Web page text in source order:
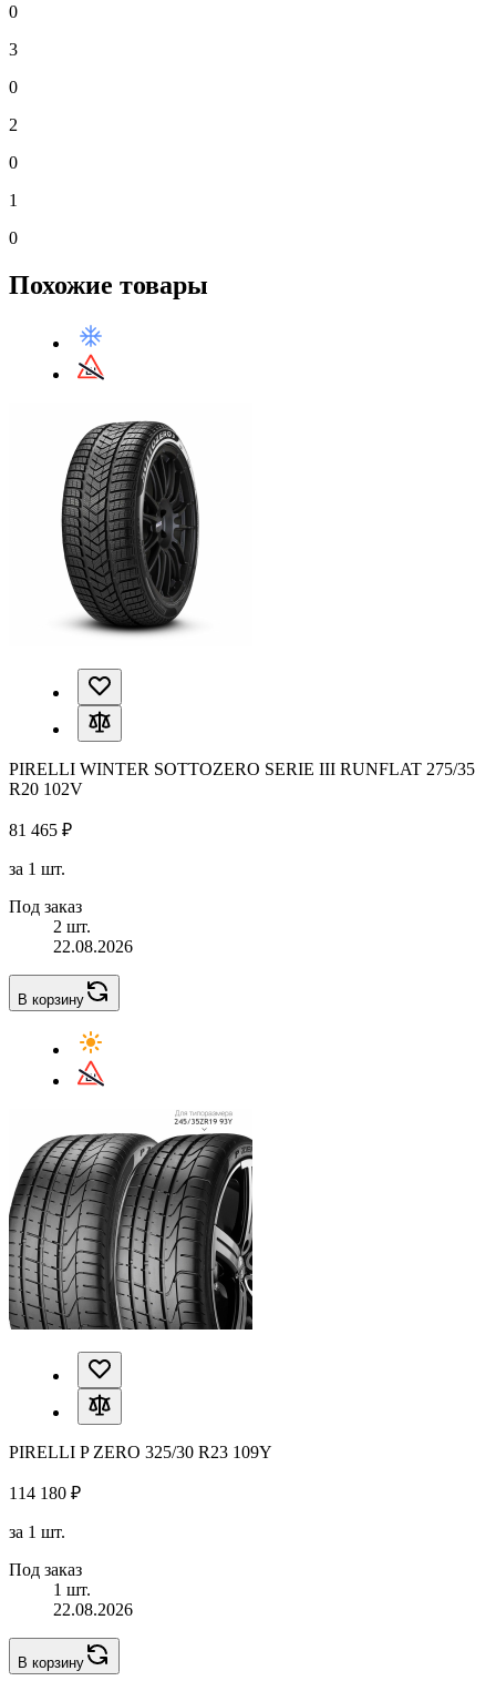
0
3
0
2
0
1
0
Похожие товары
PIRELLI WINTER SOTTOZERO SERIE III RUNFLAT 275/35
R20 102V
81 465 ₽
за 1 шт.
Под заказ
2 шт.
22.08.2026
В корзину
PIRELLI P ZERO 325/30 R23 109Y
114 180 ₽
за 1 шт.
Под заказ
1 шт.
22.08.2026
В корзину